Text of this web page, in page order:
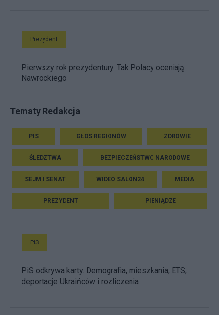
Prezydent
Pierwszy rok prezydentury. Tak Polacy oceniają
Nawrockiego
Tematy Redakcja
PIS GŁOS REGIONÓW ZDROWIE
ŚLEDZTWA BEZPIECZEŃSTWO NARODOWE
SEJM I SENAT WIDEO SALON24 MEDIA
PREZYDENT PIENIĄDZE
PiS
PiS odkrywa karty. Demografia, mieszkania, ETS,
deportacje Ukraińców i rozliczenia